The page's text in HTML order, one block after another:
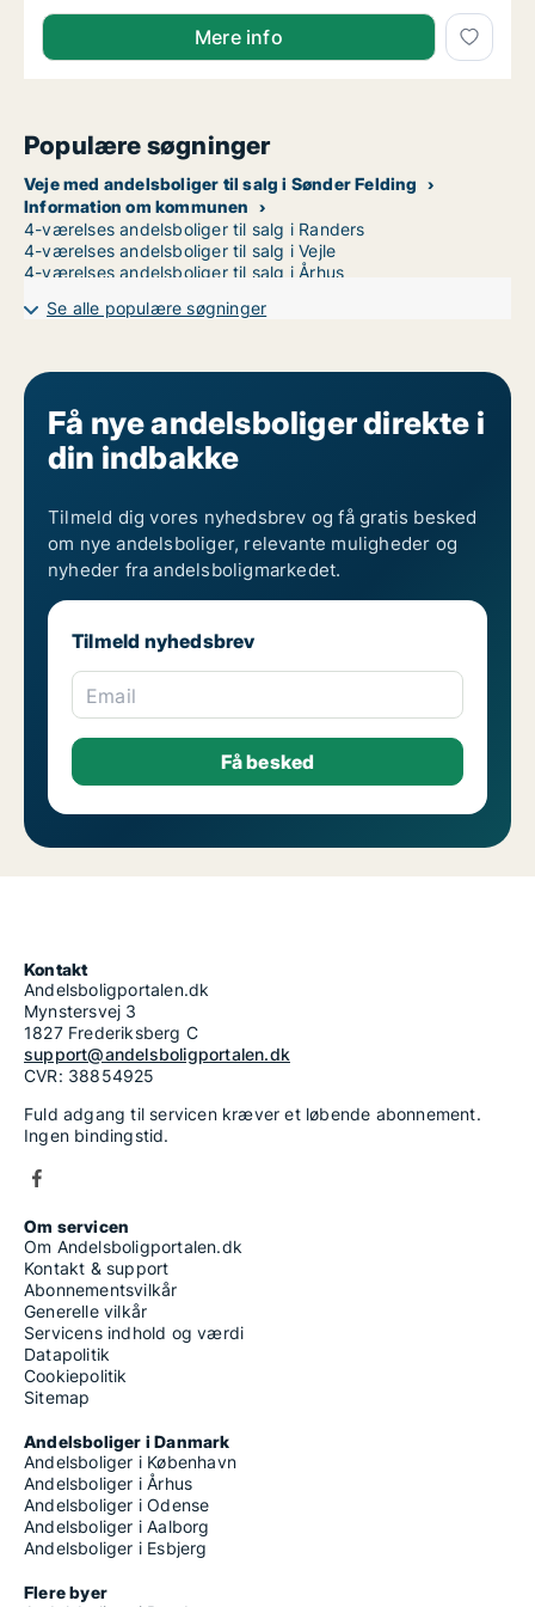
Mere info
Populære søgninger
Veje med andelsboliger til salg i Sønder Felding
Information om kommunen
4-værelses andelsboliger til salg i Randers
4-værelses andelsboliger til salg i Vejle
4-værelses andelsboliger til salg i Århus
Se alle populære søgninger
Få nye andelsboliger direkte i
din indbakke
Tilmeld dig vores nyhedsbrev og få gratis besked
om nye andelsboliger, relevante muligheder og
nyheder fra andelsboligmarkedet.
Tilmeld nyhedsbrev
Email
Kontakt
Andelsboligportalen.dk
Mynstersvej 3
1827 Frederiksberg C
support@andelsboligportalen.dk
CVR: 38854925
Fuld adgang til servicen kræver et løbende abonnement.
Ingen bindingstid.
Om servicen
Om Andelsboligportalen.dk
Kontakt & support
Abonnementsvilkår
Generelle vilkår
Servicens indhold og værdi
Datapolitik
Cookiepolitik
Sitemap
Andelsboliger i Danmark
Andelsboliger i København
Andelsboliger i Århus
Andelsboliger i Odense
Andelsboliger i Aalborg
Andelsboliger i Esbjerg
Flere byer